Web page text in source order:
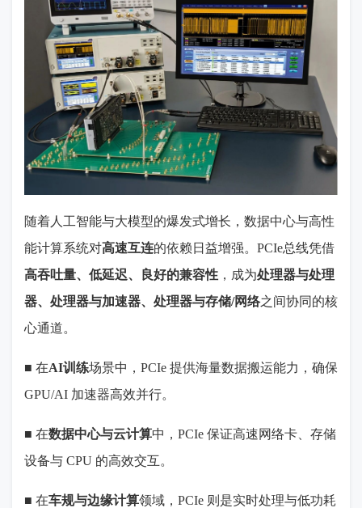
随着人工智能与大模型的爆发式增长，数据中心与高性
能计算系统对高速互连的依赖日益增强。 PCIe总线凭借
高吞吐量、低延迟、良好的兼容性 ，成为处理器与处理
器、处理器与加速器、处理器与存储/网络之间协同的核
心通道。
■ 在AI训练场景中， PCIe 提供海量数据搬运能力，确保
GPU/AI 加速器高效并行。
■ 在数据中心与云计算中， PCIe 保证高速网络卡、存储
设备与 CPU 的高效交互。
■ 在车规与边缘计算领域， PCIe 则是实时处理与低功耗